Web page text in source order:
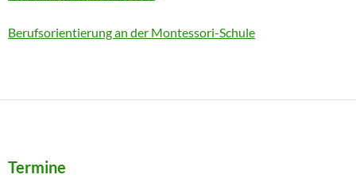
Berufsorientierung an der Montessori-Schule
Termine